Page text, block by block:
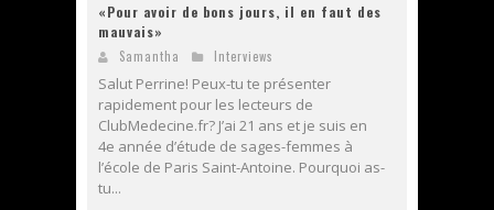
«Pour avoir de bons jours, il en faut des
mauvais»
Samantha Interviews
Salut Perrine! Peux-tu te présenter
rapidement pour les lecteurs de
ClubMedecine.fr? J’ai 21 ans et je suis en
4e année d’étude de sages-femmes à
l’école de Paris Saint-Antoine. Pourquoi as-
tu...